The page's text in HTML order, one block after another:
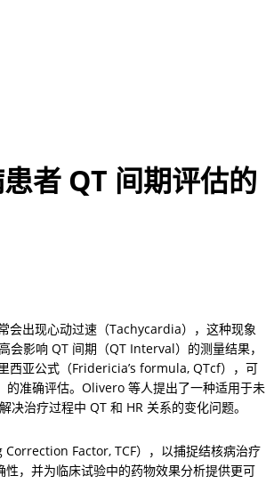
者 QT 间期评估的
会出现心动过速（Tachycardia），这种现象
影响 QT 间期（QT Interval）的测量结果，
西亚公式（Fridericia’s formula, QTcf），可
准确评估。Olivero 等人提出了一种适用于未
治疗过程中 QT 和 HR 关系的变化问题。
Factor, TCF），以捕捉结核病治疗
，并为临床试验中的药物效果分析提供更可